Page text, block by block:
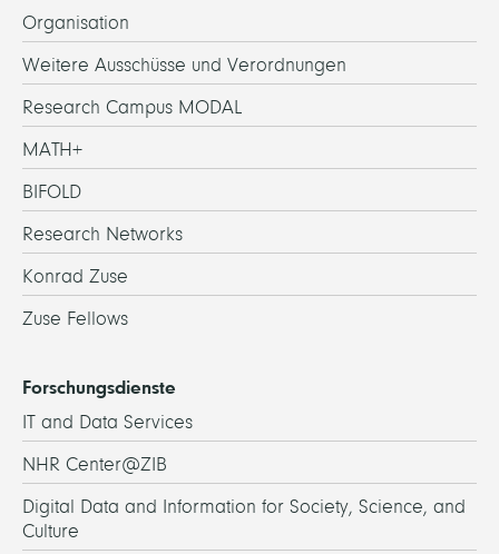
Organisation
Weitere Ausschüsse und Verordnungen
Research Campus MODAL
MATH+
BIFOLD
Research Networks
Konrad Zuse
Zuse Fellows
Forschungsdienste
IT and Data Services
NHR Center@ZIB
Digital Data and Information for Society, Science, and
Culture